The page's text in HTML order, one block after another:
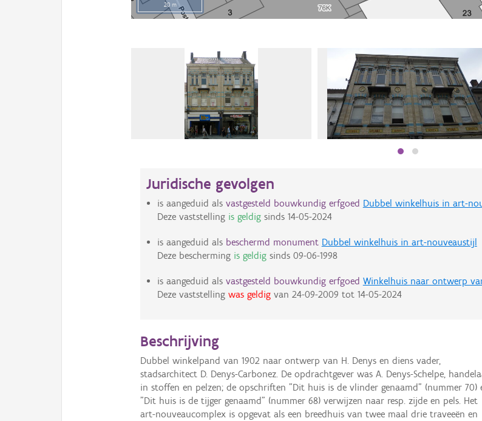
20 m
Juridische gevolgen
is aangeduid als vastgesteld bouwkundig erfgoed Dubbel winkelhuis in art-
Deze vaststelling is geldigsinds 14-05-2024
is aangeduid als beschermd monument Dubbel winkelhuis in art-nouveaustijl
Deze bescherming is geldigsinds 09-06-1998
is aangeduid als vastgesteld bouwkundig erfgoed Winkelhuis naar ontwerp
Deze vaststelling was geldigvan 24-09-2009 tot 14-05-2024
Beschrijving
Dubbel winkelpand van 1902 naar ontwerp van H. Denys en diens vader,
stadsarchitect D. Denys-Carbonez. De opdrachtgever was A. Denys-Schelpe,
in stoffen en pelzen; de opschriften "Dit huis is de vlinder genaamd" (nummer 70)
"Dit huis is de tijger genaamd" (nummer 68) verwijzen naar resp. zijde en pels. Het
art-nouveaucomplex is opgevat als een breedhuis van twee maal drie traveeën en